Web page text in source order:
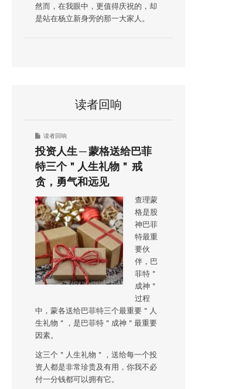
然而，在我眼中，更值得庆祝的，却
是站在杨立新身旁的那一大家人。
读者回响
读者回响
投资人生 ─ 蒙格送给巴菲
特三个＂人生礼物＂ 戒
贪，勇气和远见
查理蒙
格是股
神巴菲
特最重
要伙
伴，巴
菲特＂
成神＂
过程
中，蒙各送给巴菲特三个最重要＂人
生礼物＂，是巴菲特＂成神＂最重要
因素。
这三个＂人生礼物＂，送给每一个投
资人都是非常珍贵及有用，你我不必
付一分钱都可以拥有它。